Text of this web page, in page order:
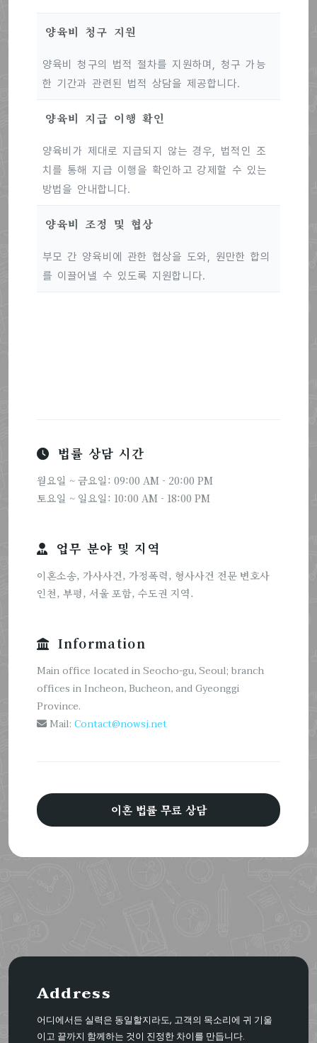
양육비 청구 지원
양육비 청구의 법적 절차를 지원하며, 청구 가능
한 기간과 관련된 법적 상담을 제공합니다.
양육비 지급 이행 확인
양육비가 제대로 지급되지 않는 경우, 법적인 조
치를 통해 지급 이행을 확인하고 강제할 수 있는
방법을 안내합니다.
양육비 조정 및 협상
부모 간 양육비에 관한 협상을 도와, 원만한 합의
를 이끌어낼 수 있도록 지원합니다.
법률 상담 시간
월요일 ~ 금요일: 09:00 AM - 20:00 PM
토요일 ~ 일요일: 10:00 AM - 18:00 PM
업무 분야 및 지역
이혼소송, 가사사건, 가정폭력, 형사사건 전문 변호사
인천, 부평, 서울 포함, 수도권 지역.
Information
Main office located in Seocho-gu, Seoul; branch
offices in Incheon, Bucheon, and Gyeonggi
Province.
Mail: Contact@nowsj.net
이혼 법률 무료 상담
Address
어디에서든 실력은 동일할지라도, 고객의 목소리에 귀 기울
이고 끝까지 함께하는 것이 진정한 차이를 만듭니다.